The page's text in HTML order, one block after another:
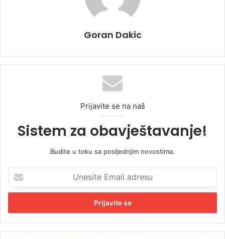
Goran Dakic
Prijavite se na naš
Sistem za obavještavanje!
Budite u toku sa posljednjim novostima.
e
i
t